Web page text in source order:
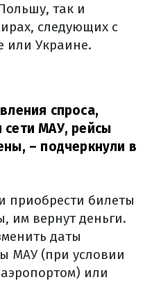
так и
следующих с
или Украине.
спроса,
сети МАУ, рейсы
– подчеркнули в
приобрести билеты
им вернут деньги.
даты
МАУ (при условии
или